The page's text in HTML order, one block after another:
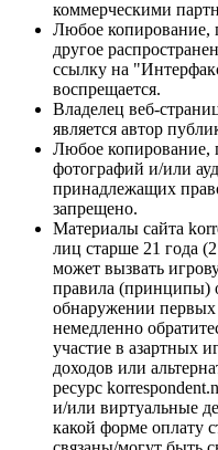
коммерческими
Любое копирование,
другое
ссылку на
воспрещается.
Владелец веб-
является автор
Любое копирование,
фотографий и/или
принадлежащих
запрещено.
Материалы сайта
лиц старше 21 года
может вызвать
правила (принципы)
обнаружении первых
немедленно
участие в азартных
доходов или
ресурс
и/или виртуальные
какой форме оплату